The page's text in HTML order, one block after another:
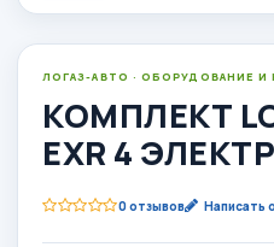
ЛОГАЗ-АВТО · ОБОРУДОВАНИЕ
КОМПЛЕКТ
EXR 4
0 отзывов Написать